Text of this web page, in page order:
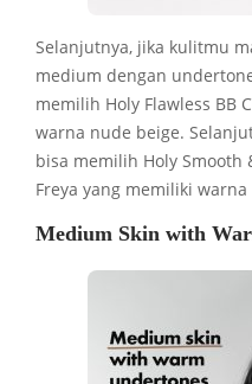
Selanjutnya, jika kulitmu
medium dengan
memilih Holy Flawless BB
warna nude beige.
bisa memilih Holy Smooth
Freya yang memiliki
Medium Skin with